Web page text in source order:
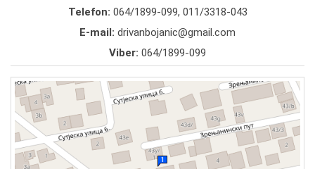
Telefon: 064/1899-099, 011/3318-043
E-mail: drivanbojanic@gmail.com
Viber: 064/1899-099